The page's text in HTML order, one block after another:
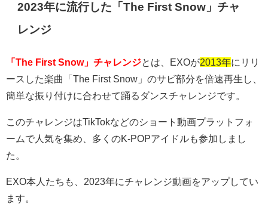
2023年に流行した「The First Snow」チャ
レンジ
「The First Snow」チャレンジとは、 EXOが2013年にリリ
ースした楽曲「 The First Snow 」のサビ部分を倍速再生し、
簡単な振り付けに合わせて踊るダンスチャレンジです。
このチャレンジはTikTokなどのショート動画プラットフォ
ームで人気を集め、多くのK-POPアイドルも参加しまし
た。
EXO本人たちも、2023年にチャレンジ動画をアップしてい
ます。